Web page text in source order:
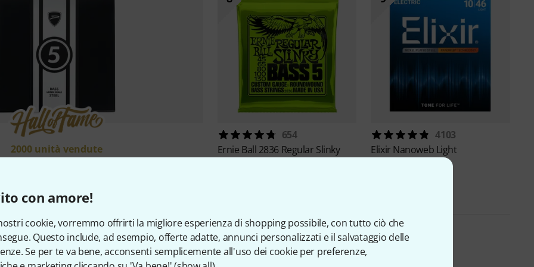
con amore!
cookie, vorremmo offrirti la migliore esperienza di shopping possibile, con tutto ciò che
Questo include, ad esempio, offerte adatte, annunci personalizzati e il salvataggio delle
Se per te va bene, acconsenti semplicemente all'uso dei cookie per preferenze,
2000 unità vendute
654
Ernie Ball 2836 Regular Slinky
4103
Elixir Nanoweb Light
Le migliori marche